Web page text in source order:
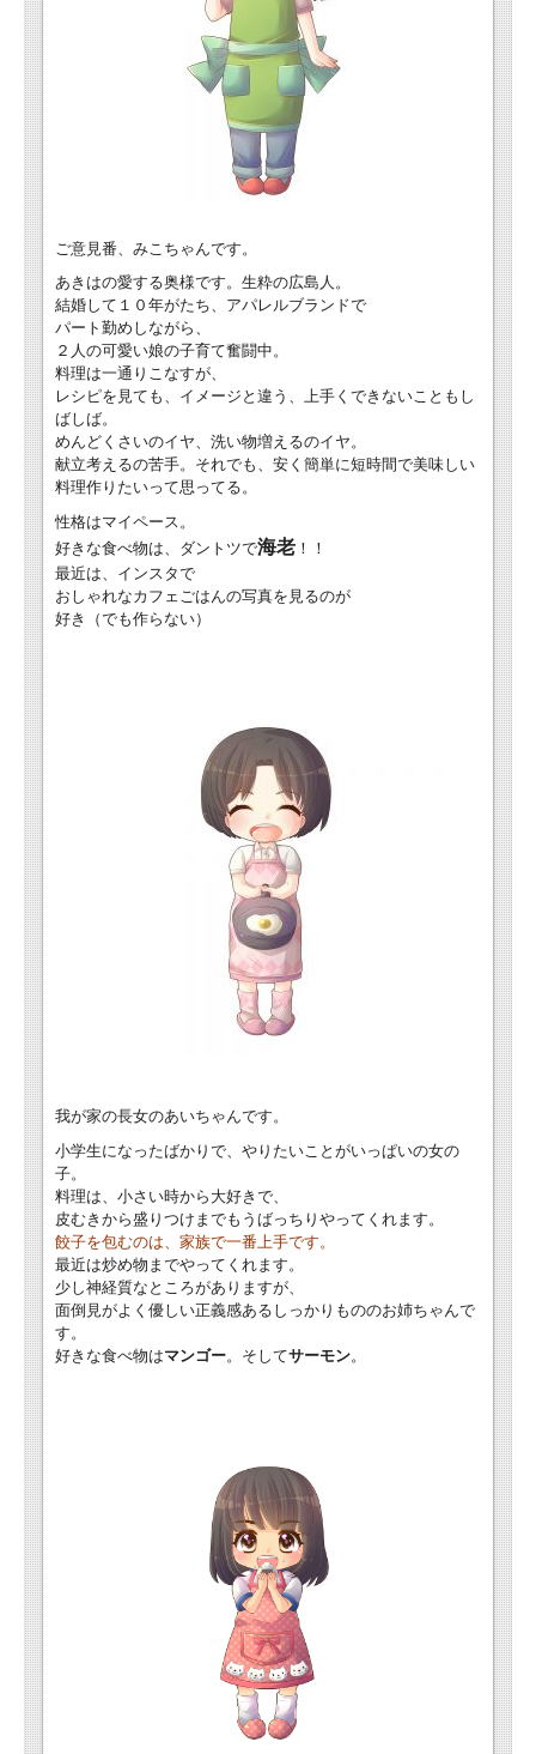
ご意見番、みこちゃんです。
あきはの愛する奥様です。生粋の広島人。
結婚して１０年がたち、アパレルブランドで
パート勤めしながら、
２人の可愛い娘の子育て奮闘中。
料理は一通りこなすが、
レシピを見ても、イメージと違う、上手くできないこともし
ばしば。
めんどくさいのイヤ、洗い物増えるのイヤ。
献立考えるの苦手。それでも、安く簡単に短時間で美味しい
料理作りたいって思ってる。
性格はマイペース。
好きな食べ物は、ダントツで海老 ！！
最近は、インスタで
おしゃれなカフェごはんの写真を見るのが
好き（でも作らない）
我が家の長女のあいちゃんです。
小学生になったばかりで、やりたいことがいっぱいの女の
子。
料理は、小さい時から大好きで、
皮むきから盛りつけまでもうばっちりやってくれます。
餃子を包むのは、家族で一番上手です。
最近は炒め物までやってくれます。
少し神経質なところがありますが、
面倒見がよく優しい正義感あるしっかりもののお姉ちゃんで
す。
好きな食べ物はマンゴー。そしてサーモン。